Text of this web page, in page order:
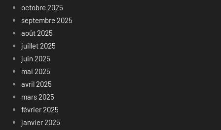
octobre 2025
septembre 2025
août 2025
juillet 2025
juin 2025
mai 2025
avril 2025
mars 2025
février 2025
janvier 2025